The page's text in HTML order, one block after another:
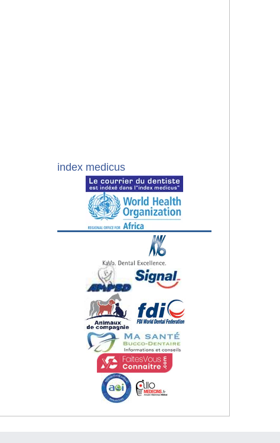
index medicus